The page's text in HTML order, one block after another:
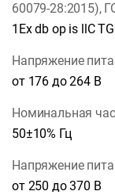
60079-28:2015),
1Ex db op is llC
Напряжение
от 176 до 264 В
Номинальная
50±10% Гц
Напряжение
от 250 до 370 В